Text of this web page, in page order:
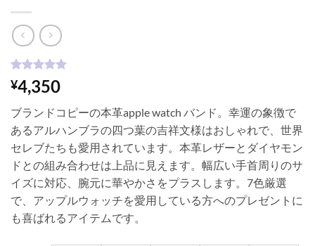
1
件の利用者
評価に基づ
価のうち、
5点
¥4,350
ブランドコピーの本革apple watch バンド。幸運の象徴で
あるアルハンブラの四つ葉の吉祥文様はおしゃれで、世界
セレブたちも愛用されています。本革レザーとダイヤモン
ドとの組み合わせは上品に見えます。幅広い手首周りのサ
イズに対応、腕元に華やかさをプラスします。7色厳選
で、アップルウォッチを愛用している方へのプレゼントに
も喜ばれるアイテムです。